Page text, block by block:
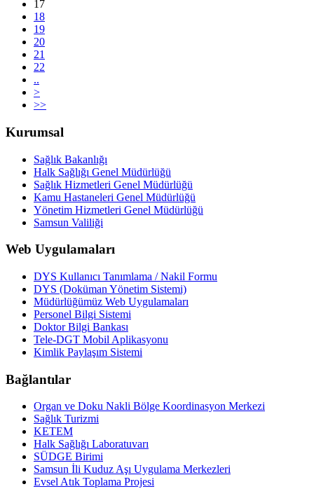
17
18
19
20
21
22
..
>
>>
Kurumsal
Sağlık Bakanlığı
Halk Sağlığı Genel Müdürlüğü
Sağlık Hizmetleri Genel Müdürlüğü
Kamu Hastaneleri Genel Müdürlüğü
Yönetim Hizmetleri Genel Müdürlüğü
Samsun Valiliği
Web Uygulamaları
DYS Kullanıcı Tanımlama / Nakil Formu
DYS (Doküman Yönetim Sistemi)
Müdürlüğümüz Web Uygulamaları
Personel Bilgi Sistemi
Doktor Bilgi Bankası
Tele-DGT Mobil Aplikasyonu
Kimlik Paylaşım Sistemi
Bağlantılar
Organ ve Doku Nakli Bölge Koordinasyon Merkezi
Sağlık Turizmi
KETEM
Halk Sağlığı Laboratuvarı
SÜDGE Birimi
Samsun İli Kuduz Aşı Uygulama Merkezleri
Evsel Atık Toplama Projesi